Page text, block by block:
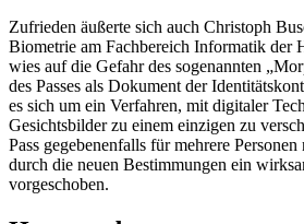
Zufrieden äußerte sich auch Christoph
Biometrie am Fachbereich Informatik der
wies auf die Gefahr des sogenannten
des Passes als Dokument der
es sich um ein Verfahren, mit digitaler
Gesichtsbilder zu einem einzigen zu
Pass gegebenenfalls für mehrere
durch die neuen Bestimmungen ein
vorgeschoben.